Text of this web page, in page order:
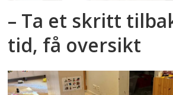
– Ta et skritt
tid, få oversikt